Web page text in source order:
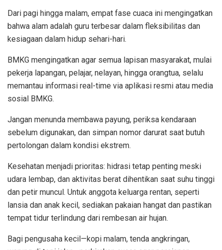
Dari pagi hingga malam, empat fase cuaca ini mengingatkan
bahwa alam adalah guru terbesar dalam fleksibilitas dan
kesiagaan dalam hidup sehari-hari.
BMKG mengingatkan agar semua lapisan masyarakat, mulai
pekerja lapangan, pelajar, nelayan, hingga orangtua, selalu
memantau informasi real-time via aplikasi resmi atau media
sosial BMKG.
Jangan menunda membawa payung, periksa kendaraan
sebelum digunakan, dan simpan nomor darurat saat butuh
pertolongan dalam kondisi ekstrem.
Kesehatan menjadi prioritas: hidrasi tetap penting meski
udara lembap, dan aktivitas berat dihentikan saat suhu tinggi
dan petir muncul. Untuk anggota keluarga rentan, seperti
lansia dan anak kecil, sediakan pakaian hangat dan pastikan
tempat tidur terlindung dari rembesan air hujan.
Bagi pengusaha kecil—kopi malam, tenda angkringan,